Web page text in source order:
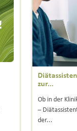
zur...
Ob in der
–
der...